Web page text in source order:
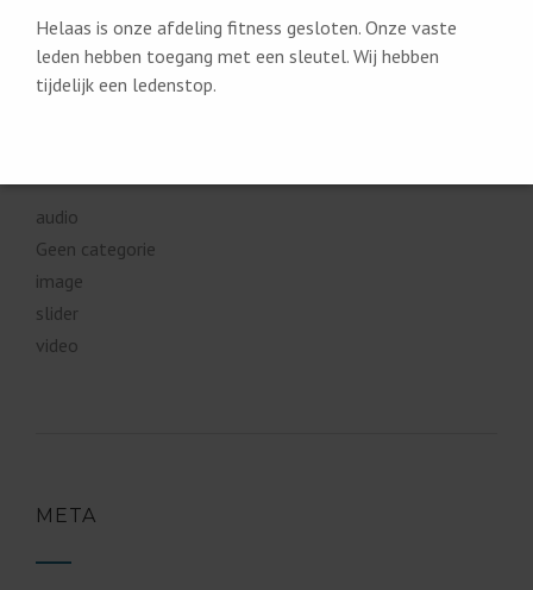
audio
Geen categorie
image
slider
video
META
Helaas is onze afdeling fitness gesloten. Onze vaste
leden hebben toegang met een sleutel. Wij hebben
tijdelijk een ledenstop.